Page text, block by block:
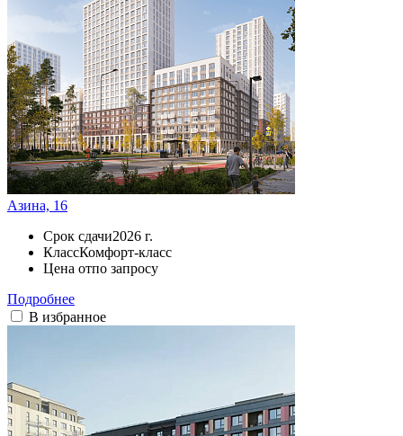
Азина, 16
Срок сдачи2026 г.
КлассКомфорт-класс
Цена отпо запросу
Подробнее
В избранное